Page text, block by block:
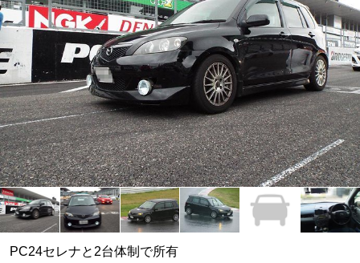
PC24セレナと2台体制で所有